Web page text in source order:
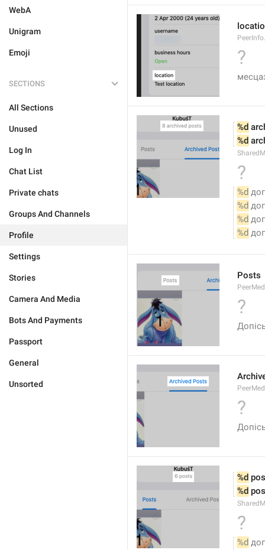
WebA
Unigram
Emoji
SECTIONS
All Sections
Unused
Log In
Chat List
Private chats
Groups And Channels
Profile
Settings
Stories
Camera And Media
Bots And Payments
Passport
General
Unsorted
?
%d
%d
?
%d
%d
%d
%d
Posts
?
?
%d
%d
?
%d